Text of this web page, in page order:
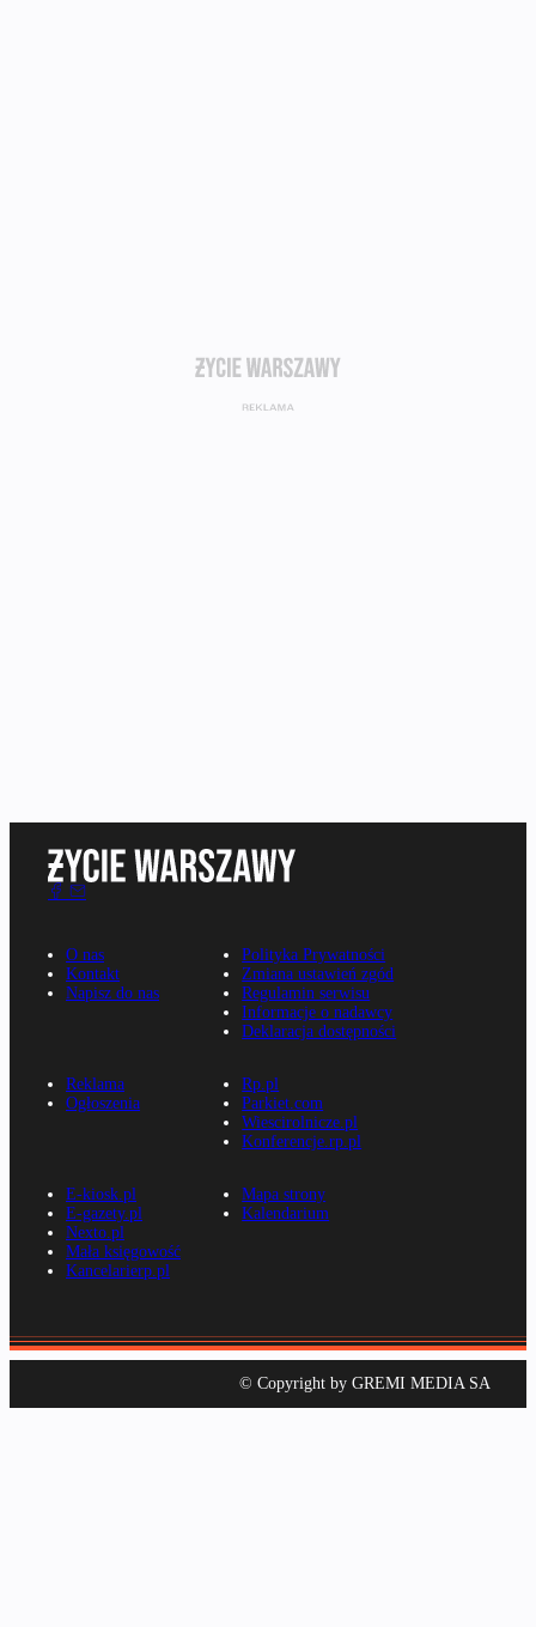
O nas
Kontakt
Napisz do nas
Polityka Prywatności
Zmiana ustawień zgód
Regulamin serwisu
Informacje o nadawcy
Deklaracja dostępności
Reklama
Ogłoszenia
Rp.pl
Parkiet.com
Wiescirolnicze.pl
Konferencje.rp.pl
E-kiosk.pl
E-gazety.pl
Nexto.pl
Mała księgowość
Kancelarierp.pl
Mapa strony
Kalendarium
© Copyright by GREMI MEDIA SA